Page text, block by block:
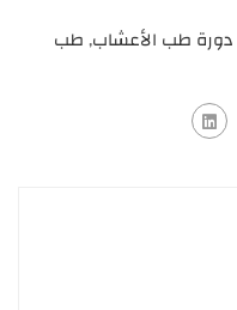
دورة طب الأعشاب,طب